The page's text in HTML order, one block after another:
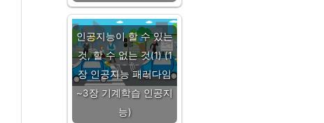
인공지능이 할 수 있는
것, 할 수 없는 것(1) (1
장 인공지능 패러다임
~3장 기계학습 인공지
능)